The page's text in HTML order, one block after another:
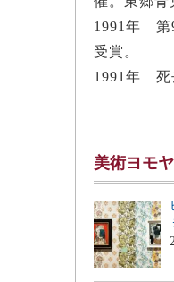
1991年 第
受賞。
1991年 死
美術ヨモ